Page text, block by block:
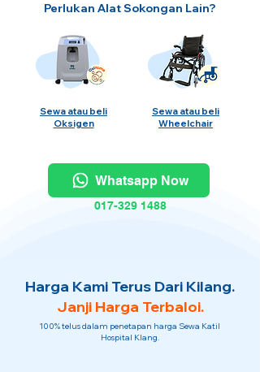
Perlukan Alat Sokongan Lain?
Sewa atau beli
Oksigen
Sewa atau beli
Wheelchair
Whatsapp Now
017-329 1488
Harga Kami Terus Dari Kilang.
Janji Harga Terbaloi.
100% telus dalam penetapan harga Sewa Katil
Hospital Klang.